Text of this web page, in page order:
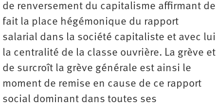
de renversement du capitalisme affirmant de
fait la place hégémonique du rapport
salarial dans la société capitaliste et avec lui
la centralité de la classe ouvrière. La grève et
de surcroît la grève générale est ainsi le
moment de remise en cause de ce rapport
social dominant dans toutes ses